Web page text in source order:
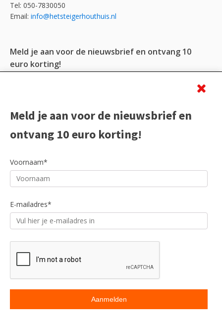
Tel: 050-7830050
Email: info@hetsteigerhouthuis.nl
Meld je aan voor de nieuwsbrief en ontvang 10
euro korting!
E-mailadres*
Beoordeling
Meld je aan voor de nieuwsbrief en
ontvang 10 euro korting!
Voornaam*
E-mailadres*